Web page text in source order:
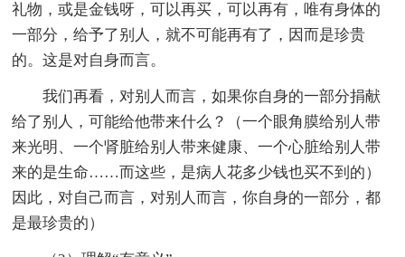
礼物，或是金钱呀，可以再买，可以再有，唯有身体的
一部分，给予了别人，就不可能再有了，因而是珍贵
的。这是对自身而言。
我们再看，对别人而言，如果你自身的一部分捐献
给了别人，可能给他带来什么？（一个眼角膜给别人带
来光明、一个肾脏给别人带来健康、一个心脏给别人带
来的是生命……而这些，是病人花多少钱也买不到的）
因此，对自己而言，对别人而言，你自身的一部分，都
是最珍贵的）